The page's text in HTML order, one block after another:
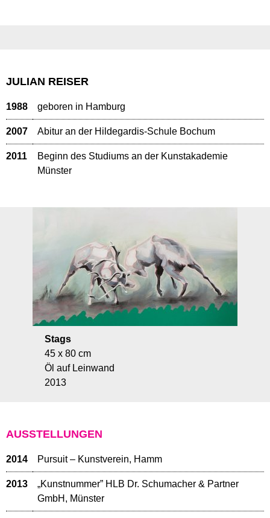
JULIAN REISER
1988 geboren in Hamburg
2007 Abitur an der Hildegardis-Schule Bochum
2011
Beginn des Studiums an der Kunstakademie
Münster
Stags
45 x 80 cm
Öl auf Leinwand
2013
AUSSTELLUNGEN
2014 Pursuit – Kunstverein, Hamm
2013
„Kunstnummer” HLB Dr. Schumacher & Partner
GmbH, Münster